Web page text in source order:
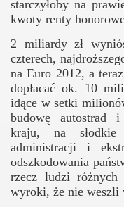
starczyłoby na
kwoty renty
2 miliardy zł
czterech,
na Euro 2012, a
dopłacać ok. 10
idące w setki
budowę autostrad
kraju, na
administracji i
odszkodowania
rzecz ludzi różnych
wyroki, że nie